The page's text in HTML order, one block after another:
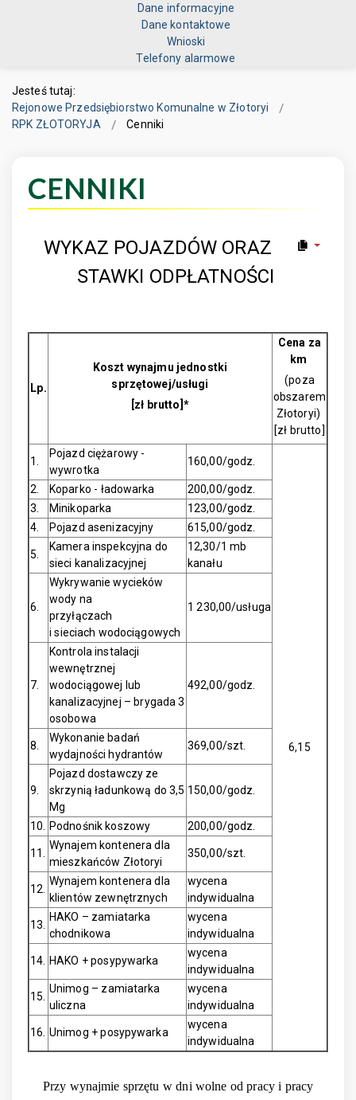
Dane informacyjne
Dane kontaktowe
Wnioski
Telefony alarmowe
Jesteś tutaj:
Rejonowe Przedsiębiorstwo Komunalne w Złotoryi
RPK ZŁOTORYJA
Cenniki
CENNIKI
WYKAZ POJAZDÓW ORAZ
STAWKI ODPŁATNOŚCI
Lp.
Koszt wynajmu jednostki
sprzętowej/usługi
[zł brutto]*
Cena za
km
(poza
obszarem
Złotoryi)
[zł brutto]
1.
Pojazd ciężarowy -
wywrotka
160,00/godz.
6,15
2. Koparko - ładowarka
200,00/godz.
3.
Minikoparka
123,00/godz.
4.
Pojazd asenizacyjny 615,00/godz.
5.
Kamera inspekcyjna do
sieci kanalizacyjnej
12,30/1 mb
kanału
6.
Wykrywanie wycieków
wody na
przyłączach
i sieciach wodociągowych
1 230,00/usługa
7.
Kontrola instalacji
wewnętrznej
wodociągowej lub
kanalizacyjnej – brygada 3
osobowa
492,00/godz.
8.
Wykonanie badań
wydajności hydrantów
369,00/szt.
9.
Pojazd dostawczy ze
skrzynią ładunkową do 3,5
Mg
150,00/godz.
10. Podnośnik koszowy 200,00/godz.
11.
Wynajem kontenera dla
mieszkańców Złotoryi
350,00/szt.
12.
Wynajem kontenera dla
klientów zewnętrznych
wycena
indywidualna
13.
HAKO – zamiatarka
chodnikowa
wycena
indywidualna
14. HAKO + posypywarka
wycena
indywidualna
15.
Unimog – zamiatarka
uliczna
wycena
indywidualna
16. Unimog + posypywarka
wycena
indywidualna
Przy wynajmie sprzętu w dni wolne od pracy i pracy